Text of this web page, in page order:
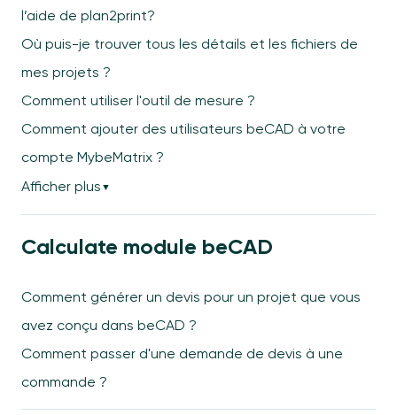
l’aide de plan2print?
Où puis-je trouver tous les détails et les fichiers de
mes projets ?
Comment utiliser l'outil de mesure ?
Comment ajouter des utilisateurs beCAD à votre
compte MybeMatrix ?
Afficher plus ▼
Calculate module beCAD
Comment générer un devis pour un projet que vous
avez conçu dans beCAD ?
Comment passer d'une demande de devis à une
commande ?